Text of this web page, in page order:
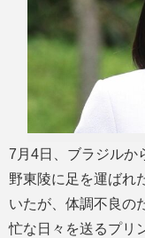
7月4日、ブラジルか
野東陵に足を運ばれ
いたが、体調不良の
忙な日々を送るプリ